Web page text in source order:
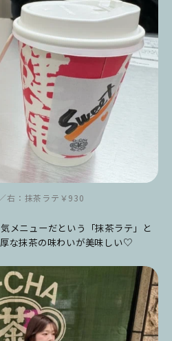
右：抹茶ラテ￥930
メニューだという「抹茶ラテ」と
厚な抹茶の味わいが美味しい♡